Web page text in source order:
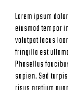
Lorem ipsum
eiusmod tempor
volutpat lacus
fringilla est
Phasellus
sapien. Sed